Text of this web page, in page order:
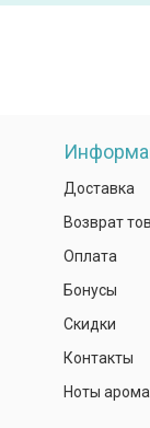
Доставка
Возврат
Оплата
Бонусы
Скидки
Контакты
Ноты